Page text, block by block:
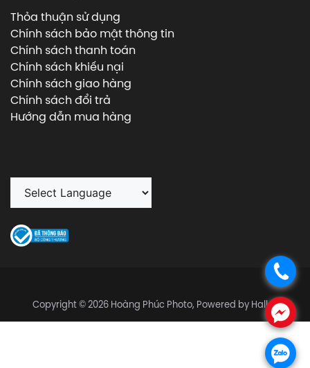
.
.
.
Thỏa thuận sử dụng
Chính sách bảo mật thông tin
Chính sách thanh toán
Chính sách khiếu nại
Chính sách giao hàng
Chính sách đổi trả
Hướng dẫn mua hàng
Copyright © 2026 Hoàng Phúc Photo, Powered by Halley